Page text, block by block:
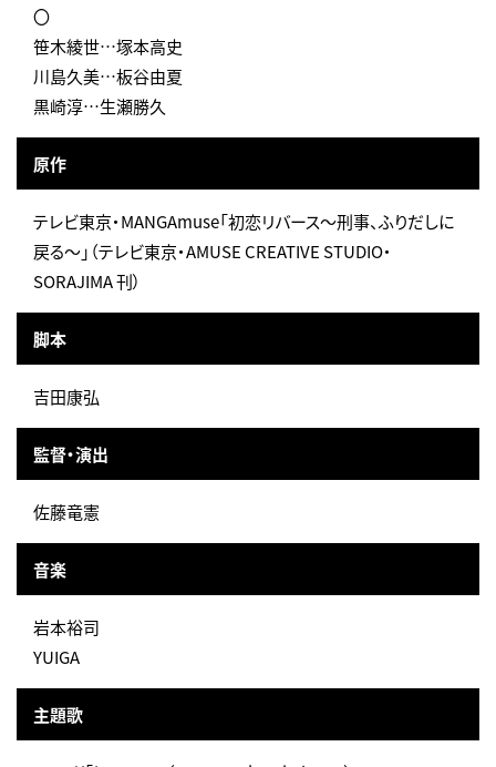
〇
笹木綾世…塚本高史
川島久美…板谷由夏
黒崎淳…生瀬勝久
原作
テレビ東京・MANGAmuse「初恋リバース～刑事、ふりだしに
戻る～」（テレビ東京・AMUSE CREATIVE STUDIO・
SORAJIMA 刊）
脚本
吉田康弘
監督・演出
佐藤竜憲
音楽
岩本裕司
YUIGA
主題歌